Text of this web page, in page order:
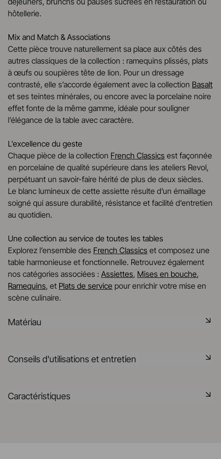
hôtellerie.
Mix and Match & Associations
Cette pièce trouve naturellement sa place aux côtés des
autres classiques de la collection : ramequins plissés, plats
à œufs ou soupières tête de lion. Pour un dressage
contrasté, elle s’accorde également avec la collection Basalt
et ses teintes minérales, ou encore avec la porcelaine noire
effet fonte de la même gamme, idéale pour souligner
l’élégance de la table avec caractère.
L’excellence du geste
Chaque pièce de la collection French Classics est façonnée
en porcelaine de qualité supérieure dans les ateliers Revol,
perpétuant un savoir-faire hérité de plus de deux siècles.
Le blanc lumineux de cette assiette résulte d’un émaillage
soigné qui assure durabilité, résistance et facilité d’entretien
au quotidien.
Une collection au service de toutes les tables
Explorez l’ensemble des French Classics et composez une
table harmonieuse et fonctionnelle. Retrouvez également
nos catégories associées : Assiettes, Mises en bouche,
Ramequins, et Plats de service pour enrichir votre mise en
scène culinaire.
Matériau
matières premières minérales rigoureusement
chocs thermiques et mécaniques et retient la chaleur. Elle
Conseils d'utilisations et entretien
Caractéristiques